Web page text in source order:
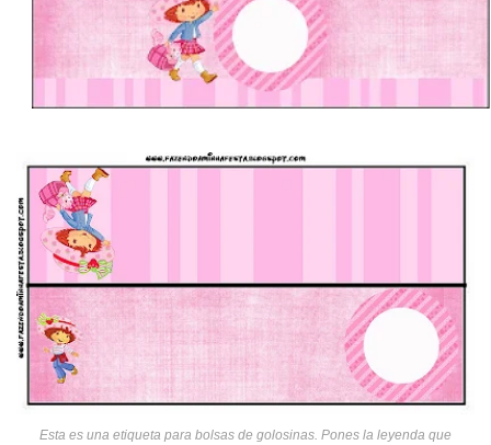
Esta es una etiqueta para bolsas de golosinas. Pones la leyenda que